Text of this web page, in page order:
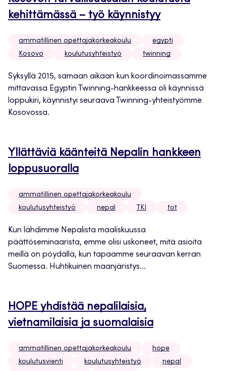
kehittämässä – työ käynnistyy
ammatillinen opettajakorkeakoulu
egypti
Kosovo
koulutusyhteistyö twinning
Syksyllä 2015, samaan aikaan kun koordinoimassamme
mittavassa Egyptin Twinning-hankkeessa oli käynnissä
loppukiri, käynnistyi seuraava Twinning-yhteistyömme
Kosovossa.
Yllättäviä käänteitä Nepalin hankkeen
loppusuoralla
ammatillinen opettajakorkeakoulu
koulutusyhteistyö
nepal TKI tot
Kun lähdimme Nepalista maaliskuussa
päättöseminaarista, emme olisi uskoneet, mitä asioita
meillä on pöydällä, kun tapaamme seuraavan kerran
Suomessa. Huhtikuinen maanjäristys...
HOPE yhdistää nepalilaisia,
vietnamilaisia ja suomalaisia
ammatillinen opettajakorkeakoulu
hope
koulutusvienti
koulutusyhteistyö
nepal